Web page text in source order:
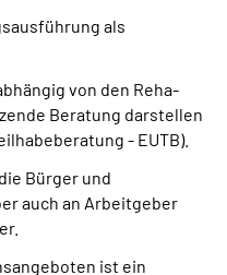
als
von den Reha-
Beratung darstellen
- EUTB).
Bürger und
auch an Arbeitgeber
ist ein